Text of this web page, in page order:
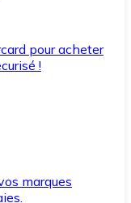
pour acheter
!
marques